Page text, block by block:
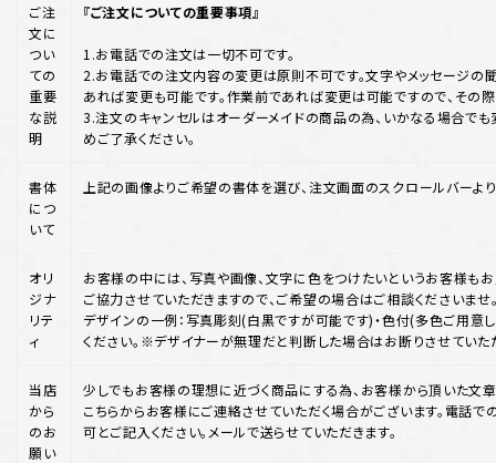
ご注
文に
つい
ての
重要
な説
明
『ご注文についての重要事項』
1.お電話での注文は一切不可です。
2.お電話での注文内容の変更は原則不可です。文字やメッセージの
あれば変更も可能です。作業前であれば変更は可能ですので、その
3.注文のキャンセルはオーダーメイドの商品の為、いかなる場合で
めご了承ください。
書体
につ
いて
上記の画像よりご希望の書体を選び、注文画面のスクロールバーよ
オリ
ジナ
リテ
ィ
お客様の中には、写真や画像、文字に色をつけたいというお客様もお
ご協力させていただきますので、ご希望の場合はご相談くださいま
デザインの一例：写真彫刻(白黒ですが可能です)・色付(多色ご用
ください。※デザイナーが無理だと判断した場合はお断りさせていた
当店
から
のお
願い
少しでもお客様の理想に近づく商品にする為、お客様から頂いた文
こちらからお客様にご連絡させていただく場合がございます。電話
可とご記入ください。メールで送らせていただきます。